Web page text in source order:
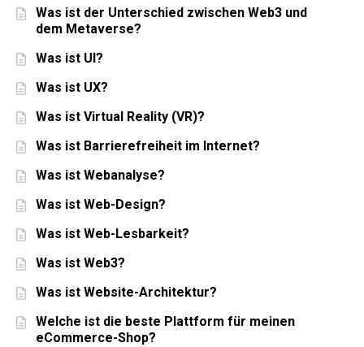
Was ist der Unterschied zwischen Web3 und
dem Metaverse?
Was ist UI?
Was ist UX?
Was ist Virtual Reality (VR)?
Was ist Barrierefreiheit im Internet?
Was ist Webanalyse?
Was ist Web-Design?
Was ist Web-Lesbarkeit?
Was ist Web3?
Was ist Website-Architektur?
Welche ist die beste Plattform für meinen
eCommerce-Shop?